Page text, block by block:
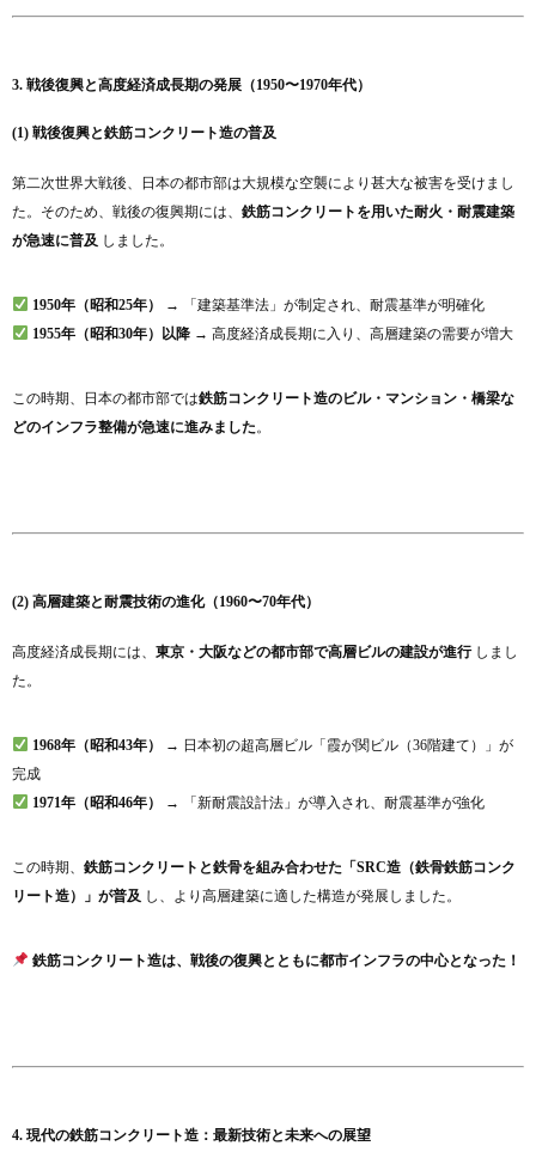
3. 戦後復興と高度経済成長期の発展（1950〜1970年代）
(1) 戦後復興と鉄筋コンクリート造の普及
第二次世界大戦後、日本の都市部は大規模な空襲により甚大な被害を受けまし
た。そのため、戦後の復興期には、 鉄筋コンクリートを用いた耐火・耐震建築
が急速に普及 しました。
1950年（昭和25年）
→ 「建築基準法」が制定され、耐震基準が明確化
1955年（昭和30年）以降→ 高度経済成長期に入り、高層建築の需要が増大
この時期、日本の都市部では鉄筋コンクリート造のビル・マンション・橋梁な
どのインフラ整備が急速に進みました。
(2) 高層建築と耐震技術の進化（1960〜70年代）
高度経済成長期には、 東京・大阪などの都市部で高層ビルの建設が進行しまし
た。
1968年（昭和43年）
→ 日本初の超高層ビル「霞が関ビル（36階建て）」が
完成
1971年（昭和46年）
→ 「新耐震設計法」が導入され、耐震基準が強化
この時期、 鉄筋コンクリートと鉄骨を組み合わせた「SRC造（鉄骨鉄筋コンク
リート造）」が普及 し、より高層建築に適した構造が発展しました。
鉄筋コンクリート造は、戦後の復興とともに都市インフラの中心となった！
4. 現代の鉄筋コンクリート造：最新技術と未来への展望